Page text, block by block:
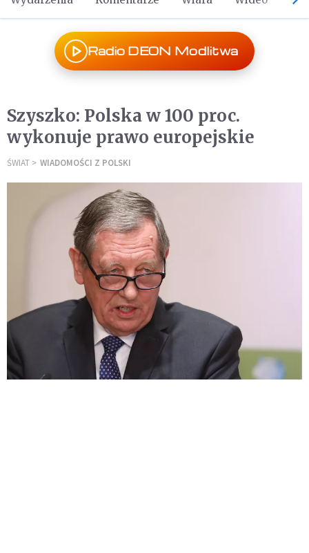
Radio DEON Modlitwa
Szyszko: Polska w 100 proc.
wykonuje prawo europejskie
ŚWIAT WIADOMOŚCI Z POLSKI